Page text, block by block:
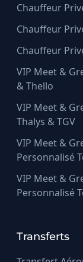
Chauffeur
Chauffeur
Chauffeur
VIP Meet &
& Thello
VIP Meet &
Thalys & TGV
VIP Meet &
Personnalisé
VIP Meet &
Personnalisé
Transferts